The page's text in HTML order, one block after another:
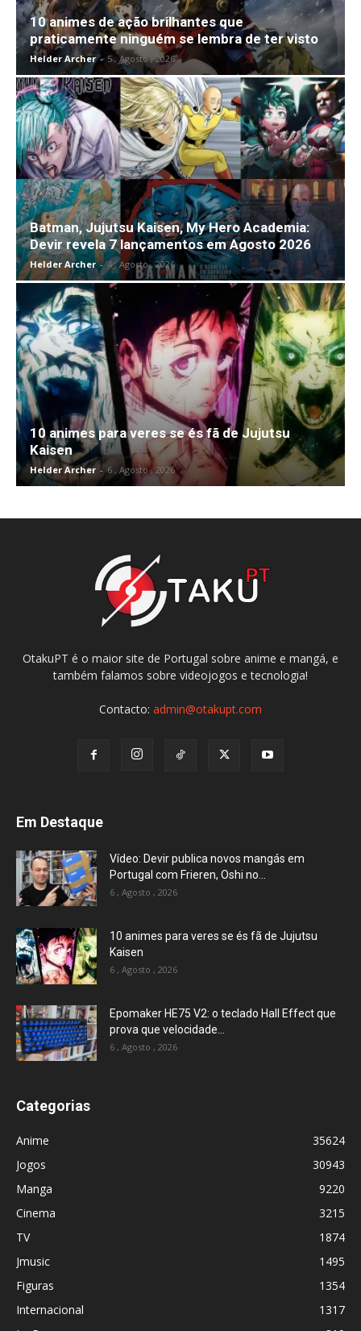
10 animes de ação brilhantes que
praticamente ninguém se lembra de ter visto
Helder Archer - 5 , Agosto , 2026
Batman, Jujutsu Kaisen, My Hero Academia:
Devir revela 7 lançamentos em Agosto 2026
Helder Archer - 4 , Agosto , 2026
10 animes para veres se és fã de Jujutsu
Kaisen
Helder Archer - 6 , Agosto , 2026
OtakuPT é o maior site de Portugal sobre anime e mangá, e
também falamos sobre videojogos e tecnologia!
Contacto: admin@otakupt.com
Em Destaque
Vídeo: Devir publica novos mangás em
Portugal com Frieren, Oshi no...
6 , Agosto , 2026
10 animes para veres se és fã de Jujutsu
Kaisen
6 , Agosto , 2026
Epomaker HE75 V2: o teclado Hall Effect que
prova que velocidade...
6 , Agosto , 2026
Categorias
Anime
35624
Jogos
30943
Manga
9220
Cinema
3215
TV
1874
Jmusic
1495
Figuras
1354
Internacional
1317